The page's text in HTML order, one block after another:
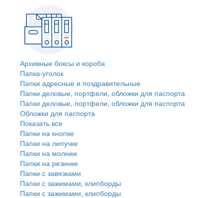
Архивные боксы и короба
Папка-уголок
Папки адресные и поздравительные
Папки деловые, портфели, обложки для паспорта
Папки деловые, портфели, обложки для паспорта
Обложки для паспорта
Показать все
Папки на кнопке
Папки на липучке
Папки на молнии
Папки на резинке
Папки с завязками
Папки с зажимами, клипборды
Папки с зажимами, клипборды